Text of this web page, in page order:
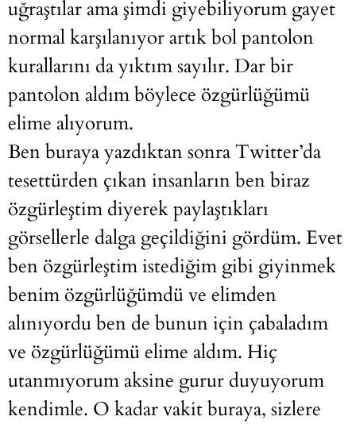
uğraştılar ama şimdi giyebiliyorum gayet
normal karşılanıyor artık bol pantolon
kurallarını da yıktım sayılır. Dar bir
pantolon aldım böylece özgürlüğümü
elime alıyorum.
Ben buraya yazdıktan sonra Twitter’da
tesettürden çıkan insanların ben biraz
özgürleştim diyerek paylaştıkları
görsellerle dalga geçildiğini gördüm. Evet
ben özgürleştim istediğim gibi giyinmek
benim özgürlüğümdü ve elimden
alınıyordu ben de bunun için çabaladım
ve özgürlüğümü elime aldım. Hiç
utanmıyorum aksine gurur duyuyorum
kendimle. O kadar vakit buraya, sizlere